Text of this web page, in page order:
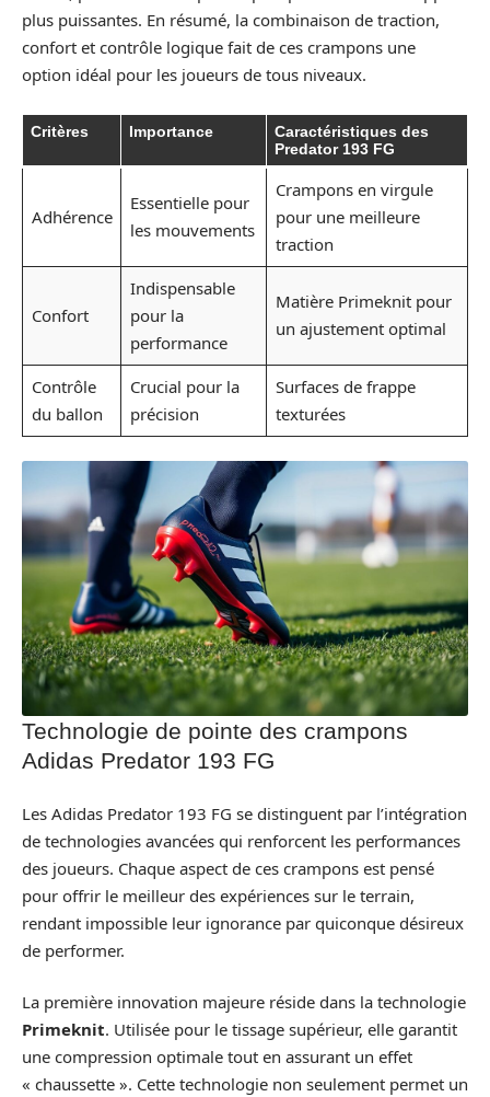
plus puissantes. En résumé, la combinaison de traction,
confort et contrôle logique fait de ces crampons une
option idéal pour les joueurs de tous niveaux.
Critères Importance
Caractéristiques des
Predator 193 FG
Adhérence
Essentielle pour
les mouvements
Crampons en virgule
pour une meilleure
traction
Confort
Indispensable
pour la
performance
Matière Primeknit pour
un ajustement optimal
Contrôle
du ballon
Crucial pour la
précision
Surfaces de frappe
texturées
Technologie de pointe des crampons
Adidas Predator 193 FG
Les Adidas Predator 193 FG se distinguent par l’intégration
de technologies avancées qui renforcent les performances
des joueurs. Chaque aspect de ces crampons est pensé
pour offrir le meilleur des expériences sur le terrain,
rendant impossible leur ignorance par quiconque désireux
de performer.
La première innovation majeure réside dans la technologie
Primeknit. Utilisée pour le tissage supérieur, elle garantit
une compression optimale tout en assurant un effet
« chaussette ». Cette technologie non seulement permet un